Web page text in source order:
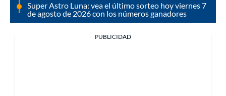
Super Astro Luna: vea el último sorteo hoy viernes 7
de agosto de 2026 con los números ganadores
PUBLICIDAD